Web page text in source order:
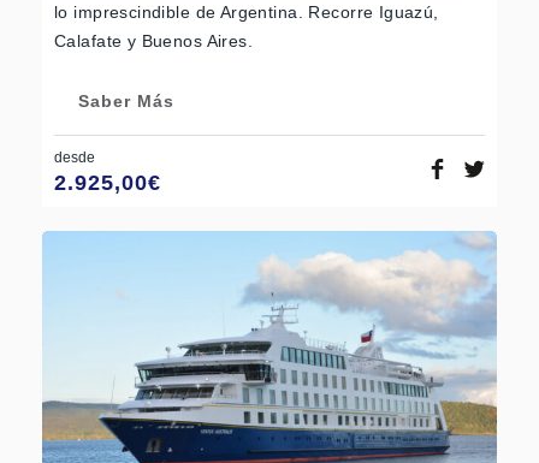
lo imprescindible de Argentina. Recorre Iguazú,
Calafate y Buenos Aires.
Saber Más
desde
2.925,00€